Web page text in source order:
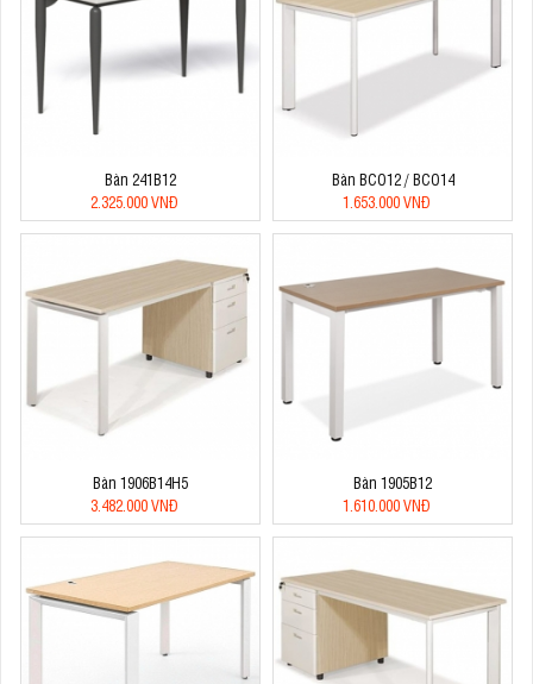
Bàn 241B12
2.325.000 VNĐ
Bàn BCO12 / BCO14
1.653.000 VNĐ
Bàn 1906B14H5
3.482.000 VNĐ
Bàn 1905B12
1.610.000 VNĐ